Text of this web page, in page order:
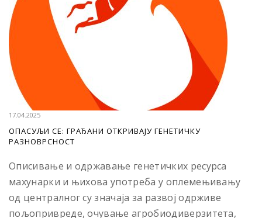
17.04.2025
ОПАСУЉИ СЕ: ГРАЂАНИ ОТКРИВАЈУ ГЕНЕТИЧКУ
РАЗНОВРСНОСТ
Описивање и одржавање генетичких ресурса
махунарки и њихова употреба у оплемењивању
од централног су значаја за развој одрживе
пољопривреде, очување агробиодиверзитета,